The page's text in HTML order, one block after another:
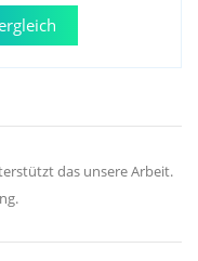
das unsere Arbeit.